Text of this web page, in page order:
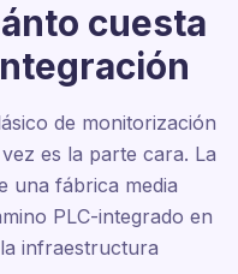
cuesta
de monitorización
es la parte cara. La
una fábrica media
PLC-integrado en
infraestructura